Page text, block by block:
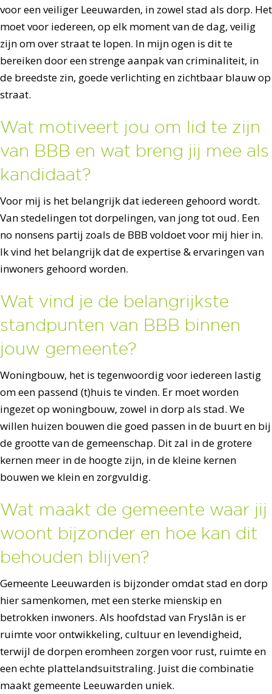
voor een veiliger Leeuwarden, in zowel stad als dorp. Het
moet voor iedereen, op elk moment van de dag, veilig
zijn om over straat te lopen. In mijn ogen is dit te
bereiken door een strenge aanpak van criminaliteit, in
de breedste zin, goede verlichting en zichtbaar blauw op
straat.
Wat motiveert jou om lid te zijn
van BBB en wat breng jij mee als
kandidaat?
Voor mij is het belangrijk dat iedereen gehoord wordt.
Van stedelingen tot dorpelingen, van jong tot oud. Een
no nonsens partij zoals de BBB voldoet voor mij hier in.
Ik vind het belangrijk dat de expertise & ervaringen van
inwoners gehoord worden.
Wat vind je de belangrijkste
standpunten van BBB binnen
jouw gemeente?
Woningbouw, het is tegenwoordig voor iedereen lastig
om een passend (t)huis te vinden. Er moet worden
ingezet op woningbouw, zowel in dorp als stad. We
willen huizen bouwen die goed passen in de buurt en bij
de grootte van de gemeenschap. Dit zal in de grotere
kernen meer in de hoogte zijn, in de kleine kernen
bouwen we klein en zorgvuldig.
Wat maakt de gemeente waar jij
woont bijzonder en hoe kan dit
behouden blijven?
Gemeente Leeuwarden is bijzonder omdat stad en dorp
hier samenkomen, met een sterke mienskip en
betrokken inwoners. Als hoofdstad van Fryslân is er
ruimte voor ontwikkeling, cultuur en levendigheid,
terwijl de dorpen eromheen zorgen voor rust, ruimte en
een echte plattelandsuitstraling. Juist die combinatie
maakt gemeente Leeuwarden uniek.